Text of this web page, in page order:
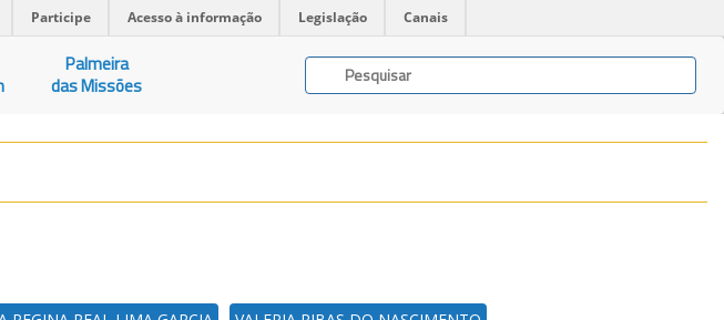
Participe Acesso à informação Legislação Canais
Palmeira
das Missões